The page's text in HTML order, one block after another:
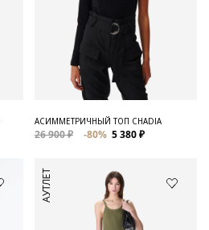
АСИММЕТРИЧНЫЙ ТОП CHADIA
26 900 ₽ -80% 5 380 ₽
АУТЛЕТ